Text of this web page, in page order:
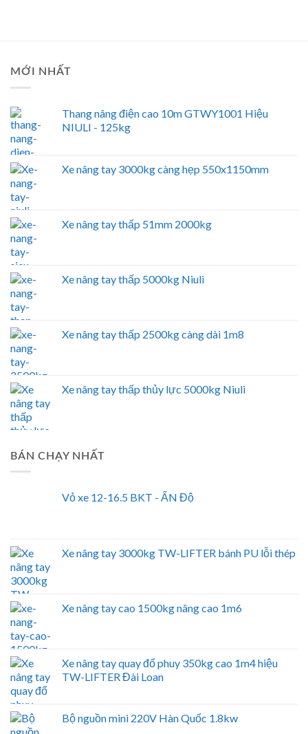
MỚI NHẤT
Thang nâng điện cao 10m GTWY1001 Hiệu
NIULI - 125kg
Xe nâng tay 3000kg càng hẹp 550x1150mm
Xe nâng tay thấp 51mm 2000kg
Xe nâng tay thấp 5000kg Niuli
Xe nâng tay thấp 2500kg càng dài 1m8
Xe nâng tay thấp thủy lực 5000kg Niuli
BÁN CHẠY NHẤT
Vỏ xe 12-16.5 BKT - ẤN Độ
Xe nâng tay 3000kg TW-LIFTER bánh PU lỗi thép
Xe nâng tay cao 1500kg nâng cao 1m6
Xe nâng tay quay đổ phuy 350kg cao 1m4 hiệu
TW-LIFTER Đài Loan
Bộ nguồn mini 220V Hàn Quốc 1.8kw